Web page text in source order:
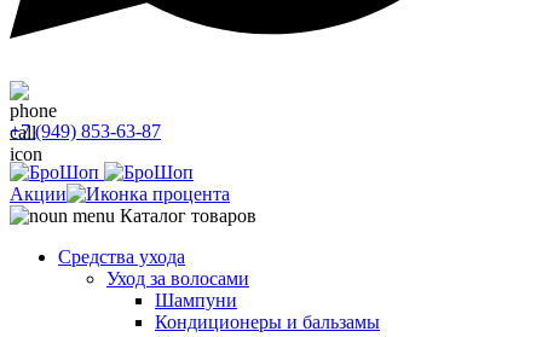
+7 (949) 853-63-87
Акции
Каталог товаров
Средства ухода
Уход за волосами
Шампуни
Кондиционеры и бальзамы